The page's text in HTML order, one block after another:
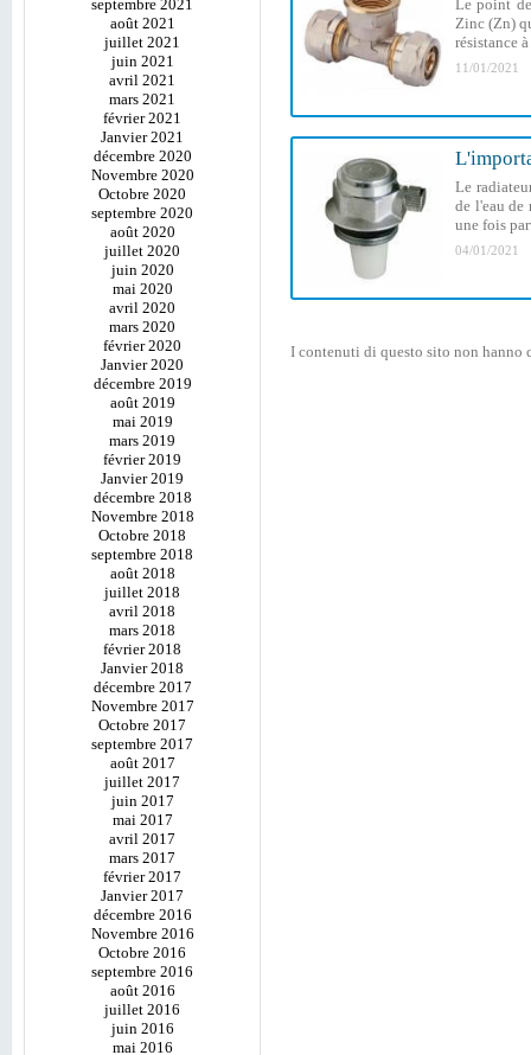
septembre 2021
août 2021
juillet 2021
juin 2021
avril 2021
mars 2021
février 2021
Janvier 2021
décembre 2020
Novembre 2020
Octobre 2020
septembre 2020
août 2020
juillet 2020
juin 2020
mai 2020
avril 2020
mars 2020
février 2020
Janvier 2020
décembre 2019
août 2019
mai 2019
mars 2019
février 2019
Janvier 2019
décembre 2018
Novembre 2018
Octobre 2018
septembre 2018
août 2018
juillet 2018
avril 2018
mars 2018
février 2018
Janvier 2018
décembre 2017
Novembre 2017
Octobre 2017
septembre 2017
août 2017
juillet 2017
juin 2017
mai 2017
avril 2017
mars 2017
février 2017
Janvier 2017
décembre 2016
Novembre 2016
Octobre 2016
septembre 2016
août 2016
juillet 2016
juin 2016
mai 2016
Le point
Zinc (Zn)
résistance
11/01/2021
Le
de l'eau de
une fois
04/01/2021
I contenuti di questo sito non hanno